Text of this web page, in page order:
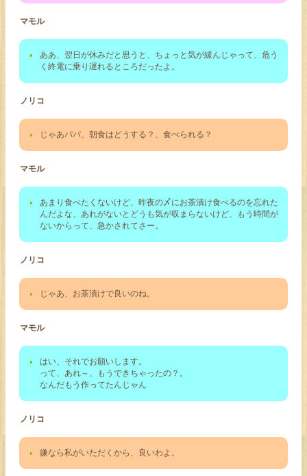
マモル
ああ、翌日が休みだと思うと、ちょっと気が緩んじゃって、危う
く終電に乗り遅れるところだったよ。
ノリコ
じゃあパパ、朝食はどうする？、食べられる？
マモル
あまり食べたくないけど、昨夜の〆にお茶漬け食べるのを忘れた
んだよな、あれがないとどうも気が収まらないけど、もう時間が
ないからって、急かされてさー。
ノリコ
じゃあ、お茶漬けで良いのね。
マモル
はい、それでお願いします。
って、あれ～、もうできちゃったの？。
なんだもう作ってたんじゃん
ノリコ
嫌なら私がいただくから、良いわよ。